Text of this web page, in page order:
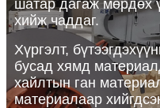
шатар дагаж мөрдөх
хийж чаддаг.
Хүргэлт,
бусад хямд
хайлтын ган
материалаар